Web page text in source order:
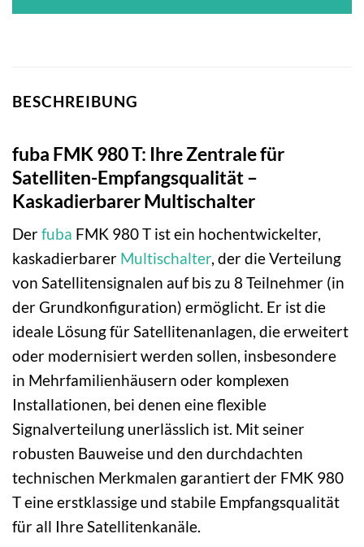
BESCHREIBUNG
fuba FMK 980 T: Ihre Zentrale für
Satelliten-Empfangsqualität –
Kaskadierbarer Multischalter
Derfuba FMK 980 T ist ein hochentwickelter,
kaskadierbarer Multischalter, der die Verteilung
von Satellitensignalen auf bis zu 8 Teilnehmer (in
der Grundkonfiguration) ermöglicht. Er ist die
ideale Lösung für Satellitenanlagen, die erweitert
oder modernisiert werden sollen, insbesondere
in Mehrfamilienhäusern oder komplexen
Installationen, bei denen eine flexible
Signalverteilung unerlässlich ist. Mit seiner
robusten Bauweise und den durchdachten
technischen Merkmalen garantiert der FMK 980
T eine erstklassige und stabile Empfangsqualität
für all Ihre Satellitenkanäle.